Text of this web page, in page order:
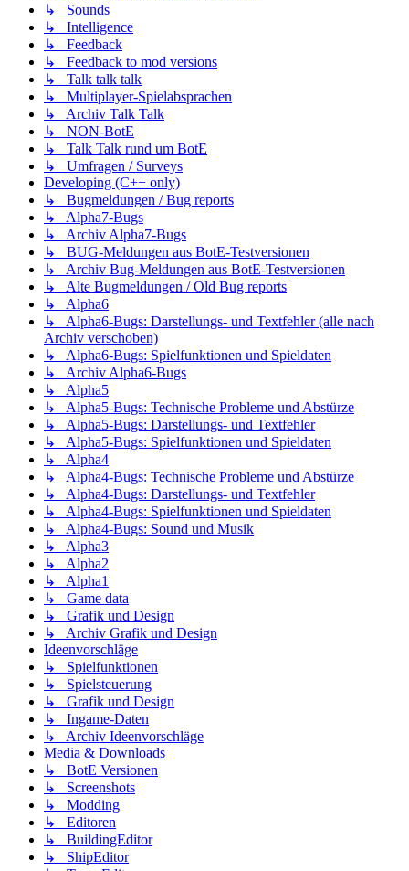
↳ Sounds
↳ Intelligence
↳ Feedback
↳ Feedback to mod versions
↳ Talk talk talk
↳ Multiplayer-Spielabsprachen
↳ Archiv Talk Talk
↳ NON-BotE
↳ Talk Talk rund um BotE
↳ Umfragen / Surveys
Developing (C++ only)
↳ Bugmeldungen / Bug reports
↳ Alpha7-Bugs
↳ Archiv Alpha7-Bugs
↳ BUG-Meldungen aus BotE-Testversionen
↳ Archiv Bug-Meldungen aus BotE-Testversionen
↳ Alte Bugmeldungen / Old Bug reports
↳ Alpha6
↳ Alpha6-Bugs: Darstellungs- und Textfehler (alle nach
Archiv verschoben)
↳ Alpha6-Bugs: Spielfunktionen und Spieldaten
↳ Archiv Alpha6-Bugs
↳ Alpha5
↳ Alpha5-Bugs: Technische Probleme und Abstürze
↳ Alpha5-Bugs: Darstellungs- und Textfehler
↳ Alpha5-Bugs: Spielfunktionen und Spieldaten
↳ Alpha4
↳ Alpha4-Bugs: Technische Probleme und Abstürze
↳ Alpha4-Bugs: Darstellungs- und Textfehler
↳ Alpha4-Bugs: Spielfunktionen und Spieldaten
↳ Alpha4-Bugs: Sound und Musik
↳ Alpha3
↳ Alpha2
↳ Alpha1
↳ Game data
↳ Grafik und Design
↳ Archiv Grafik und Design
Ideenvorschläge
↳ Spielfunktionen
↳ Spielsteuerung
↳ Grafik und Design
↳ Ingame-Daten
↳ Archiv Ideenvorschläge
Media & Downloads
↳ BotE Versionen
↳ Screenshots
↳ Modding
↳ Editoren
↳ BuildingEditor
↳ ShipEditor